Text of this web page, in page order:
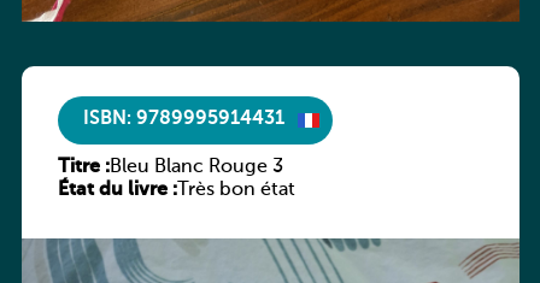
ISBN: 9789995914431
Titre :Bleu Blanc Rouge 3
État du livre :Très bon état